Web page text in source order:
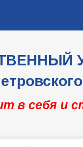
в себя и